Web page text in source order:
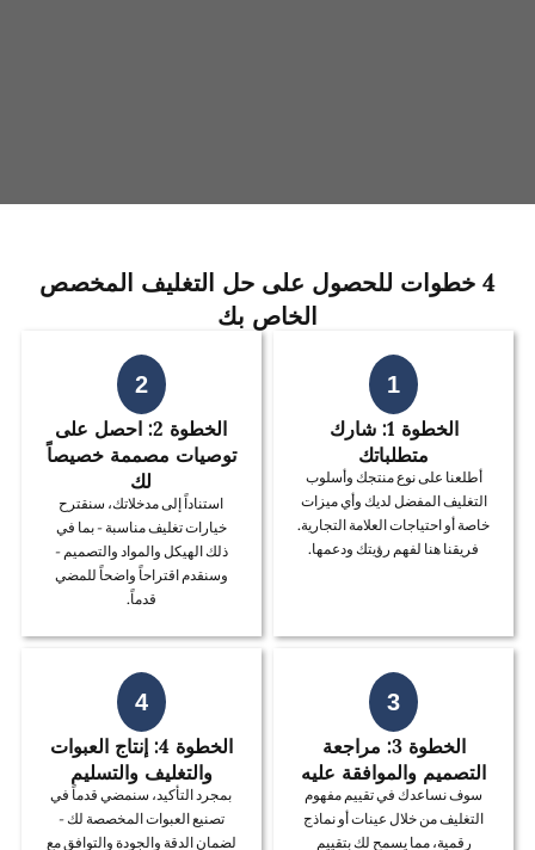
4 خطوات للحصول على حل التغليف المخصص
الخاص بك
1
الخطوة 1: شاركمتطلباتك
أطلعنا على نوع منتجك وأسلوب
التغليف المفضل لديك وأي ميزات
خاصة أو احتياجات العلامة التجارية.
فريقنا هنا لفهم رؤيتك ودعمها.
2
الخطوة 2: احصل على
توصيات مصممة خصيصاً
لك
استناداً إلى مدخلاتك، سنقترح
خيارات تغليف مناسبة - بما في
ذلك الهيكل والمواد والتصميم -
وسنقدم اقتراحاً واضحاً للمضي
قدماً.
3
الخطوة 3: مراجعة
التصميم والموافقة عليه
سوف نساعدك في تقييم مفهوم
التغليف من خلال عينات أو نماذج
رقمية، مما يسمح لك بتقييم
4
الخطوة 4: إنتاج العبوات
والتغليف والتسليم
بمجرد التأكيد، سنمضي قدماً في
تصنيع العبوات المخصصة لك -
لضمان الدقة والجودة والتوافق مع